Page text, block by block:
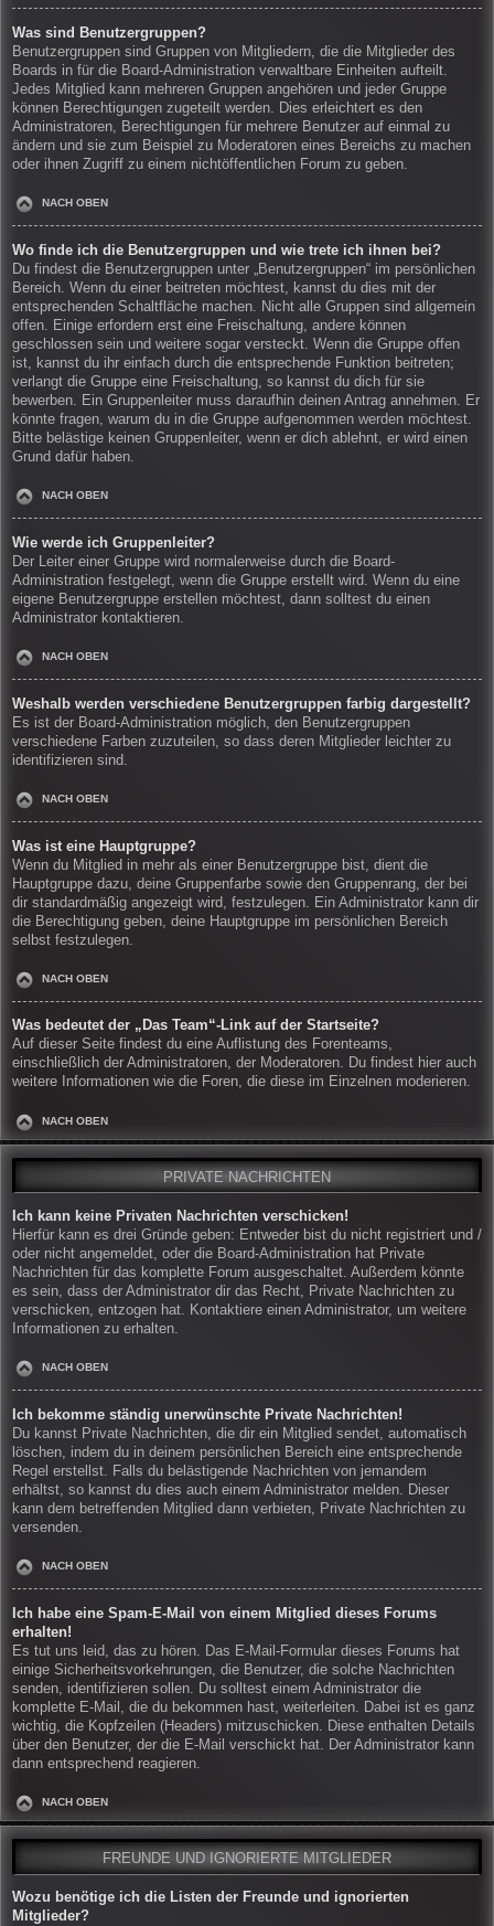
Was sind Benutzergruppen?
Benutzergruppen sind Gruppen von Mitgliedern, die die Mitglieder des
Boards in für die Board-Administration verwaltbare Einheiten aufteilt.
Jedes Mitglied kann mehreren Gruppen angehören und jeder Gruppe
können Berechtigungen zugeteilt werden. Dies erleichtert es den
Administratoren, Berechtigungen für mehrere Benutzer auf einmal zu
ändern und sie zum Beispiel zu Moderatoren eines Bereichs zu machen
oder ihnen Zugriff zu einem nichtöffentlichen Forum zu geben.
NACH OBEN
Wo finde ich die Benutzergruppen und wie trete ich ihnen bei?
Du findest die Benutzergruppen unter „Benutzergruppen“ im persönlichen
Bereich. Wenn du einer beitreten möchtest, kannst du dies mit der
entsprechenden Schaltfläche machen. Nicht alle Gruppen sind allgemein
offen. Einige erfordern erst eine Freischaltung, andere können
geschlossen sein und weitere sogar versteckt. Wenn die Gruppe offen
ist, kannst du ihr einfach durch die entsprechende Funktion beitreten;
verlangt die Gruppe eine Freischaltung, so kannst du dich für sie
bewerben. Ein Gruppenleiter muss daraufhin deinen Antrag annehmen. Er
könnte fragen, warum du in die Gruppe aufgenommen werden möchtest.
Bitte belästige keinen Gruppenleiter, wenn er dich ablehnt, er wird einen
Grund dafür haben.
NACH OBEN
Wie werde ich Gruppenleiter?
Der Leiter einer Gruppe wird normalerweise durch die Board-
Administration festgelegt, wenn die Gruppe erstellt wird. Wenn du eine
eigene Benutzergruppe erstellen möchtest, dann solltest du einen
Administrator kontaktieren.
NACH OBEN
Weshalb werden verschiedene Benutzergruppen farbig dargestellt?
Es ist der Board-Administration möglich, den Benutzergruppen
verschiedene Farben zuzuteilen, so dass deren Mitglieder leichter zu
identifizieren sind.
NACH OBEN
Was ist eine Hauptgruppe?
Wenn du Mitglied in mehr als einer Benutzergruppe bist, dient die
Hauptgruppe dazu, deine Gruppenfarbe sowie den Gruppenrang, der bei
dir standardmäßig angezeigt wird, festzulegen. Ein Administrator kann dir
die Berechtigung geben, deine Hauptgruppe im persönlichen Bereich
selbst festzulegen.
NACH OBEN
Was bedeutet der „Das Team“-Link auf der Startseite?
Auf dieser Seite findest du eine Auflistung des Forenteams,
einschließlich der Administratoren, der Moderatoren. Du findest hier auch
weitere Informationen wie die Foren, die diese im Einzelnen moderieren.
NACH OBEN
PRIVATE NACHRICHTEN
Ich kann keine Privaten Nachrichten verschicken!
Hierfür kann es drei Gründe geben: Entweder bist du nicht registriert und /
oder nicht angemeldet, oder die Board-Administration hat Private
Nachrichten für das komplette Forum ausgeschaltet. Außerdem könnte
es sein, dass der Administrator dir das Recht, Private Nachrichten zu
verschicken, entzogen hat. Kontaktiere einen Administrator, um weitere
Informationen zu erhalten.
NACH OBEN
Ich bekomme ständig unerwünschte Private Nachrichten!
Du kannst Private Nachrichten, die dir ein Mitglied sendet, automatisch
löschen, indem du in deinem persönlichen Bereich eine entsprechende
Regel erstellst. Falls du belästigende Nachrichten von jemandem
erhältst, so kannst du dies auch einem Administrator melden. Dieser
kann dem betreffenden Mitglied dann verbieten, Private Nachrichten zu
versenden.
NACH OBEN
Ich habe eine Spam-E-Mail von einem Mitglied dieses Forums
erhalten!
Es tut uns leid, das zu hören. Das E-Mail-Formular dieses Forums hat
einige Sicherheitsvorkehrungen, die Benutzer, die solche Nachrichten
senden, identifizieren sollen. Du solltest einem Administrator die
komplette E-Mail, die du bekommen hast, weiterleiten. Dabei ist es ganz
wichtig, die Kopfzeilen (Headers) mitzuschicken. Diese enthalten Details
über den Benutzer, der die E-Mail verschickt hat. Der Administrator kann
dann entsprechend reagieren.
NACH OBEN
FREUNDE UND IGNORIERTE MITGLIEDER
Wozu benötige ich die Listen der Freunde und ignorierten
Mitglieder?